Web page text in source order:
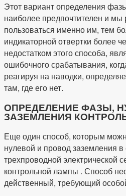
Этот вариант определения
наиболее предпочтителен и мы
пользоваться именно им, тем
индикаторной отвертки более
недостатком этого способа,
ошибочного срабатывания,
реагируя на наводки,
там, где его нет.
ОПРЕДЕЛЕНИЕ ФАЗЫ,
ЗАЗЕМЛЕНИЯ
Еще один способ, которым
нулевой и провод заземления
трехпроводной электрической
контрольной лампы . Способ
действенный, требующий